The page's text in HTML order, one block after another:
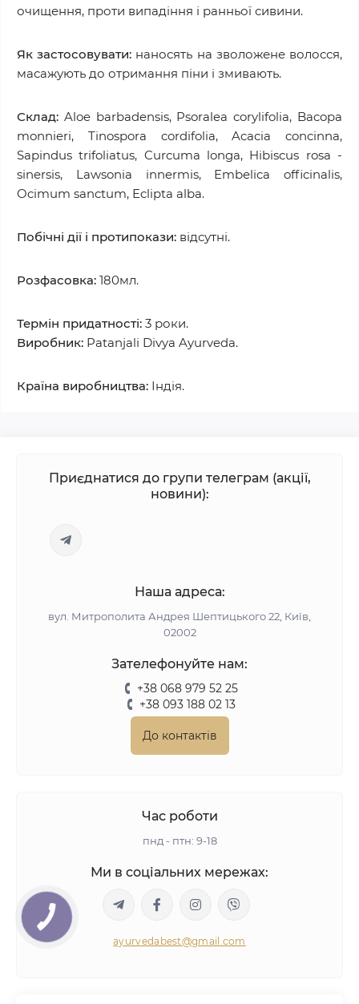
очищення, проти випадіння і ранньої сивини.
Як застосовувати: наносять на зволожене волосся,
масажують до отримання піни і змивають.
Склад: Aloe barbadensis, Psoralea corylifolia, Bacopa
monnieri, Tinospora cordifolia, Acacia concinna,
Sapindus trifoliatus, Curcuma longa, Hibiscus rosa -
sinersis, Lawsonia innermis, Embelica officinalis,
Ocimum sanctum, Eclipta alba.
Побічні дії і протипокази: відсутні.
Розфасовка: 180мл.
Термін придатності: 3 роки.
Виробник: Patanjali Divya Ayurveda.
Країна виробництва: Індія.
Приєднатися до групи телеграм (акції,
новини):
Наша адреса:
вул. Митрополита Андрея Шептицького 22, Київ,
02002
Зателефонуйте нам:
+38 068 979 52 25
+38 093 188 02 13
До контактів
Час роботи
пнд - птн: 9-18
Ми в соціальних мережах:
ayurvedabest@gmail.com